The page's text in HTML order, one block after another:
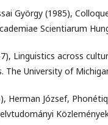
György (1985),
Scientiarum
Linguistics across
The University of
Herman József,